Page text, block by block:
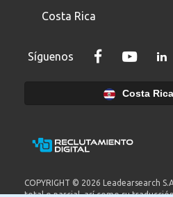
Costa Rica
Síguenos
Costa Rica
COPYRIGHT © 2026 Leadearsearch
total o parcial, así como su